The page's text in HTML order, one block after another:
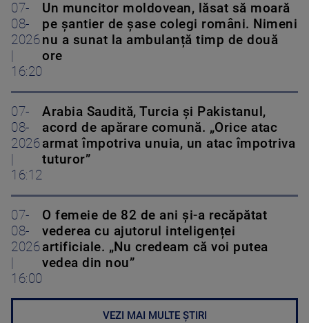
07-
08-
2026
16:20
Un muncitor moldovean, lăsat să moară
pe șantier de șase colegi români. Nimeni
nu a sunat la ambulanță timp de două
ore
07-
08-
2026
16:12
Arabia Saudită, Turcia și Pakistanul,
acord de apărare comună. „Orice atac
armat împotriva unuia, un atac împotriva
tuturor”
07-
08-
2026
16:00
O femeie de 82 de ani și-a recăpătat
vederea cu ajutorul inteligenței
artificiale. „Nu credeam că voi putea
vedea din nou”
VEZI MAI MULTE ȘTIRI